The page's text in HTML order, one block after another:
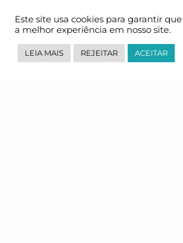
Este site usa cookies para garantir
a melhor experiência em nosso site.
LEIA MAIS REJEITAR ACEITAR